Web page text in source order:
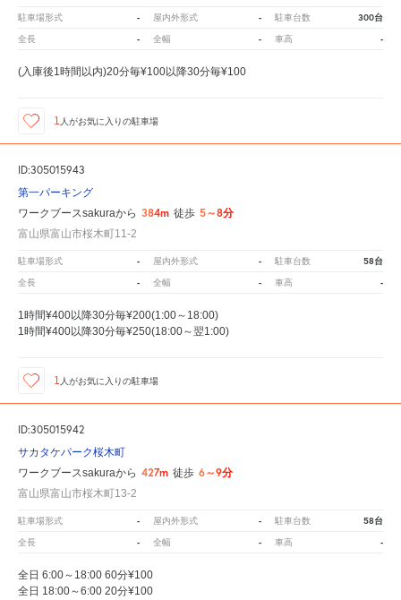
駐車場形式 - 屋内外形式 - 駐車台数 300台
全長 - 全幅 - 車高 -
(入庫後1時間以内)20分毎¥100以降30分毎¥100
1 人がお気に入りの駐車場
ID:305015943
第一パーキング
ワークブースsakuraから 384m 徒歩 5～8分
富山県富山市桜木町11-2
駐車場形式 - 屋内外形式 - 駐車台数 58台
全長 - 全幅 - 車高 -
1時間¥400以降30分毎¥200(1:00～18:00)
1時間¥400以降30分毎¥250(18:00～翌1:00)
1 人がお気に入りの駐車場
ID:305015942
サカタケパーク桜木町
ワークブースsakuraから 427m 徒歩 6～9分
富山県富山市桜木町13-2
駐車場形式 - 屋内外形式 - 駐車台数 58台
全長 - 全幅 - 車高 -
全日 6:00～18:00 60分¥100
全日 18:00～6:00 20分¥100